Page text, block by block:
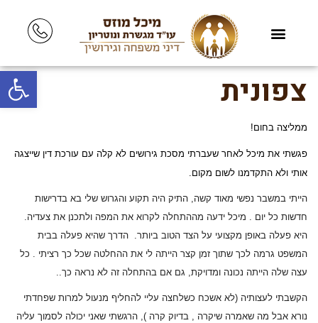
פתח צפונית
ממליצה בחום!
פגשתי את מיכל לאחר שעברתי מסכת גירושים לא קלה עם עורכת דין שייצגה
אותי ולא התקדמנו לשום מקום.
הייתי במשבר נפשי מאוד קשה, התיק היה תקוע והגרוש שלי בא בדרישות
חדשות כל יום . מיכל ידעה מההתחלה לקרוא את המפה ולתכנן את צעדיה.
היא פעלה באופן מקצועי על הצד הטוב ביותר. הדרך שהיא פעלה בבית
המשפט גרמה לכך שתוך זמן קצר הייתה לי את ההחלטה שכל כך רציתי . כל
עצה שלה הייתה נכונה ומדויקת, גם אם בהתחלה זה לא נראה כך..
הקשבתי לעצותיה (לא אשכח כשלחצה עליי להחליף מנעול למרות שפחדתי
נורא אבל מה שאמרה שיקרה , בדיוק קרה ), הרגשתי שאני יכולה לסמוך עליה